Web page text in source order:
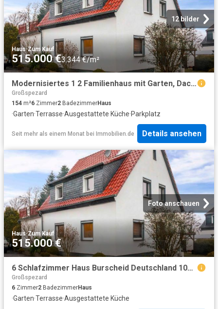
12 bilder
Haus·Zum Kauf
515.000 €3.344 €/m²
Modernisiertes 1 2 Familienhaus mit Garten, Dachterrasse, Garage in Burscheid
Großspezard
154 m²6 Zimmer2 BadezimmerHaus
·Garten·Terrasse·Ausgestattete Küche·Parkplatz
Seit mehr als einem Monat bei Immobilien.de Details ansehen
Foto anschauen
Haus·Zum Kauf
515.000 €
6 Schlafzimmer Haus Burscheid Deutschland 102248083
Großspezard
6 Zimmer2 BadezimmerHaus
·Garten·Terrasse·Ausgestattete Küche